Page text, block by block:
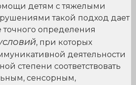
детям с тяжелыми
такой подход дает
точного определения
, при которых
деятельности
степени соответствовать
сенсорным,